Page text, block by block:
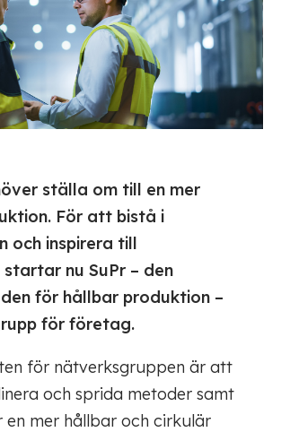
ställa om till en mer
För att bistå i
och inspirera till
nu SuPr – den
för hållbar produktion –
för företag.
för nätverksgruppen är att
och sprida metoder samt
mer hållbar och cirkulär